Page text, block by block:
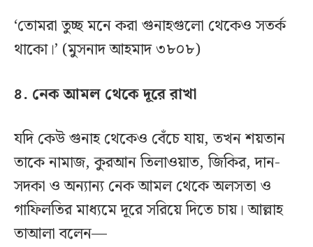
‘তোমরা তুচ্ছ মনে করা গুনাহগুলো থেকেও সতর্ক
থাকো।’ (মুসনাদ আহমাদ ৩৮০৮)
৪. নেক আমল থেকে দূরে রাখা
যদি কেউ গুনাহ থেকেও বেঁচে যায়, তখন শয়তান
তাকে নামাজ, কুরআন তিলাওয়াত, জিকির, দান-
সদকা ও অন্যান্য নেক আমল থেকে অলসতা ও
গাফিলতির মাধ্যমে দূরে সরিয়ে দিতে চায়। আল্লাহ
তাআলা বলেন—